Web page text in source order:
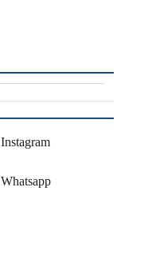
Instagram
Whatsapp